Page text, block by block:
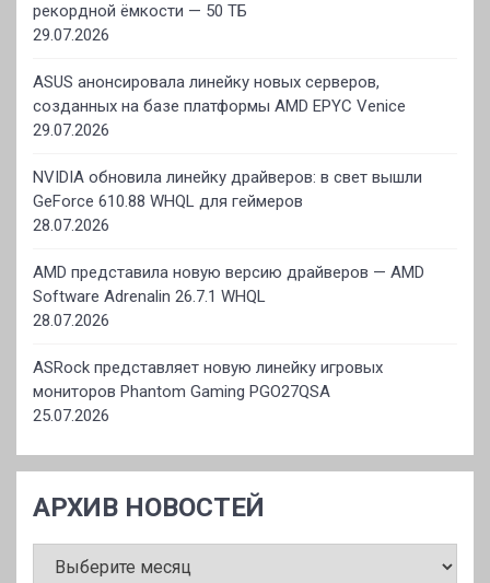
рекордной ёмкости — 50 ТБ
29.07.2026
ASUS анонсировала линейку новых серверов,
созданных на базе платформы AMD EPYC Venice
29.07.2026
NVIDIA обновила линейку драйверов: в свет вышли
GeForce 610.88 WHQL для геймеров
28.07.2026
AMD представила новую версию драйверов — AMD
Software Adrenalin 26.7.1 WHQL
28.07.2026
ASRock представляет новую линейку игровых
мониторов Phantom Gaming PGO27QSA
25.07.2026
АРХИВ НОВОСТЕЙ
НОВОСТЕЙ